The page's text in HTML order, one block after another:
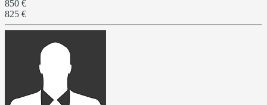
850 €
825 €